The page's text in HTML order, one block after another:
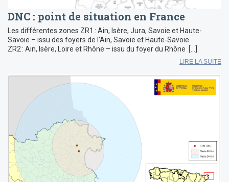
DNC : point de situation en France
Les différentes zones ZR1 : Ain, Isère, Jura, Savoie et Haute-
Savoie – issu des foyers de l’Ain, Savoie et Haute-Savoie
ZR2 : Ain, Isère, Loire et Rhône – issu du foyer du Rhône […]
LIRE LA SUITE